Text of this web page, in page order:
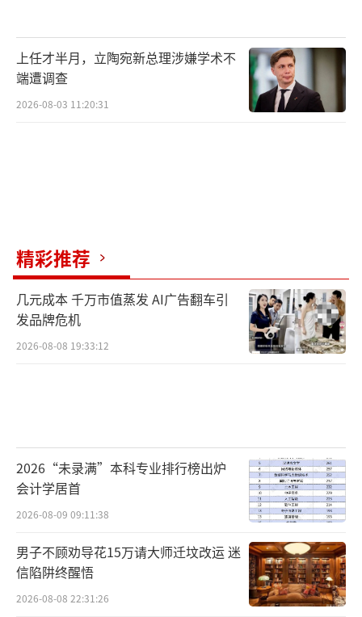
上任才半月，立陶宛新总理涉嫌学术不
端遭调查
2026-08-03 11:20:31
精彩推荐
几元成本 千万市值蒸发 AI广告翻车引
发品牌危机
2026-08-08 19:33:12
2026“未录满”本科专业排行榜出炉
会计学居首
2026-08-09 09:11:38
男子不顾劝导花15万请大师迁坟改运 迷
信陷阱终醒悟
2026-08-08 22:31:26